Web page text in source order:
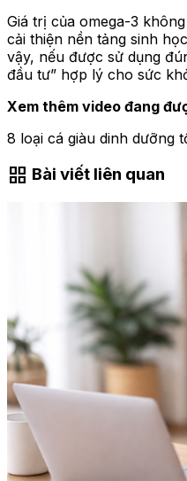
Giá trị của omega-3
cải thiện nền tảng sinh
vậy, nếu được sử dụng
đầu tư” hợp lý cho sức
Xem thêm video đang
8 loại cá giàu dinh dưỡng
grid_view Bài viết liên quan